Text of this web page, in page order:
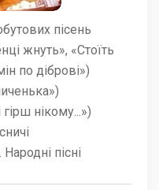
пісень
жнуть», «Стоїть
по діброві»)
нікому...»)
пісні